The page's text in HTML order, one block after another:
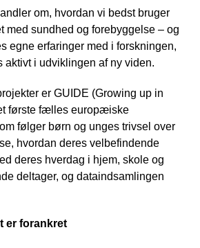
om, hvordan vi bedst bruger
med sundhed og forebyggelse – og
egne erfaringer med i forskningen,
aktivt i udviklingen af ny viden.
er GUIDE (Growing up in
første fælles europæiske
følger børn og unges trivsel over
hvordan deres velbefindende
deres hverdag i hjem, skole og
deltager, og dataindsamlingen
er forankret